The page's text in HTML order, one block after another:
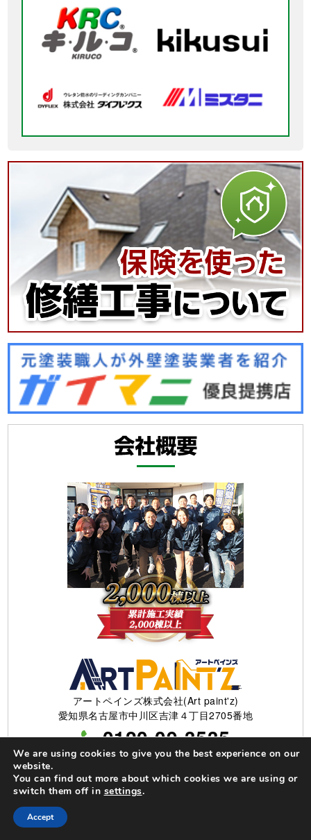
アートペインズ株式会社(Art paint'z)
愛知県名古屋市中川区吉津４丁目2705番地
0120-09-3535
営業時間 10:00〜17:00
We are using cookies to give you the best experience on our
website.
You can find out more about which cookies we are using or
switch them off in settings.
Accept